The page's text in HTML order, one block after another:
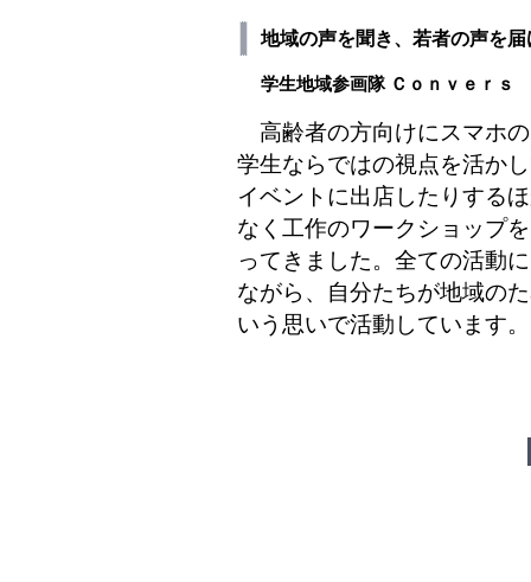
地域の声を聞き、若者の声を届
学生地域参画隊 Ｃｏｎｖｅｒｓ
高齢者の方向けにスマホ
学生ならではの視点を活か
イベントに出店したりする
なく工作のワークショップ
ってきました。全ての活動
ながら、自分たちが地域の
いう思いで活動しています。